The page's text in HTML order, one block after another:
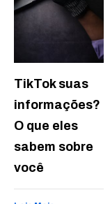
TikTok suas
informações?
O que eles
sabem sobre
você